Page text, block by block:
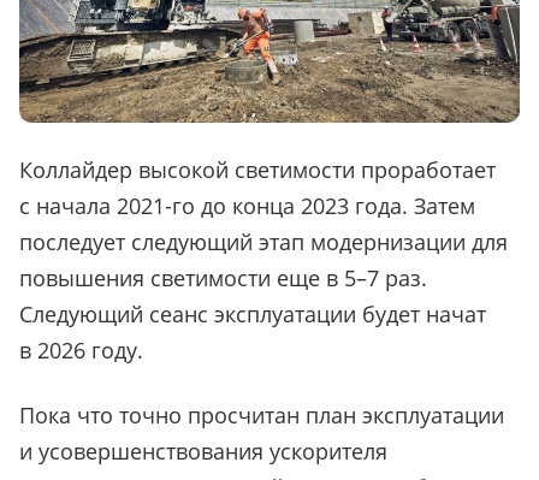
Коллайдер высокой светимости проработает
с начала 2021-го до конца 2023 года. Затем
последует следующий этап модернизации для
повышения светимости еще в 5–7 раз.
Следующий сеанс эксплуатации будет начат
в 2026 году.
Пока что точно просчитан план эксплуатации
и усовершенствования ускорителя